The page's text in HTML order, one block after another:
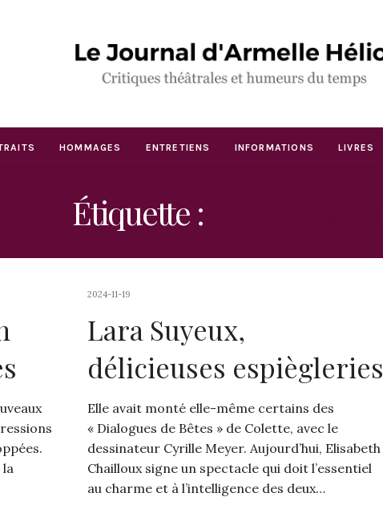
HOMMAGES ENTRETIENS INFORMATIONS LIVRES
Étiquette :
la
2024-11-19
Lara Suyeux,
délicieuses espiègleries
Elle avait monté elle-même certains des
« Dialogues de Bêtes » de Colette, avec le
dessinateur Cyrille Meyer. Aujourd’hui, Elisabeth
Chailloux signe un spectacle qui doit l’essentiel
au charme et à l’intelligence des deux…